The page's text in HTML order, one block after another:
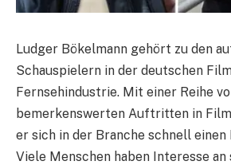
Ludger Bökelmann gehört zu den
Schauspielern in der deutschen
Fernsehindustrie. Mit einer Reihe
bemerkenswerten Auftritten in
er sich in der Branche schnell einen
Viele Menschen haben Interesse